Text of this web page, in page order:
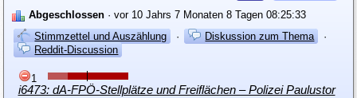
Abgeschlossen · vor 10 Jahrs 7 Monaten 8 Tagen 08:25:33
Stimmzettel und Auszählung
· Diskussion zum Thema
·
Reddit-Discussion
1
i6473: dA-FPÖ-Stellplätze und Freiflächen – Polizei Paulustor